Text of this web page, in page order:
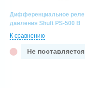
Дифференциальное реле
давления Shuft PS-500 B
К сравнению
Не поставляется